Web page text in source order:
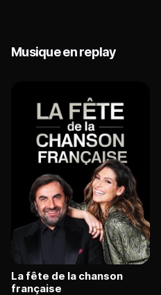
Musique en replay
La fête de la chanson
française